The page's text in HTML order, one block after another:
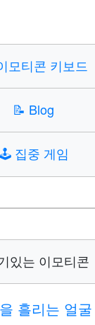
모티콘 키보드
📝 Blog
🕹️ 집중 게임
있는 이모티콘
흘리는 얼굴